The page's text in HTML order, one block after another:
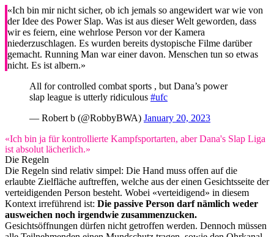
«Ich bin mir nicht sicher, ob ich jemals so angewidert war wie von
der Idee des Power Slap. Was ist aus dieser Welt geworden, dass
wir es feiern, eine wehrlose Person vor der Kamera
niederzuschlagen. Es wurden bereits dystopische Filme darüber
gemacht. Running Man war einer davon. Menschen tun so etwas
nicht. Es ist albern.»
All for controlled combat sports , but Dana’s power
slap league is utterly ridiculous #ufc
— Robert b (@RobbyBWA) January 20, 2023
«Ich bin ja für kontrollierte Kampfsportarten, aber Dana's Slap Liga
ist absolut lächerlich.»
Die Regeln
Die Regeln sind relativ simpel: Die Hand muss offen auf die
erlaubte Zielfläche auftreffen, welche aus der einen Gesichtsseite der
verteidigenden Person besteht. Wobei «verteidigend» in diesem
Kontext irreführend ist: Die passive Person darf nämlich weder
ausweichen noch irgendwie zusammenzucken.
Gesichtsöffnungen dürfen nicht getroffen werden. Dennoch müssen